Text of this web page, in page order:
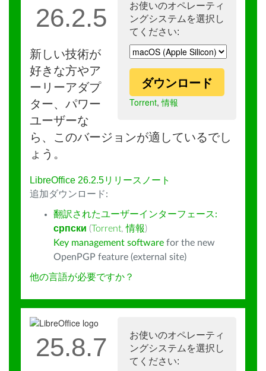
お使いのオペレーティ
ングシステムを選択し
てください:
ダウンロード
Torrent,情報
26.2.5
新しい技術が
好きな方やア
ーリーアダプ
ター、パワー
ユーザーな
ら、このバージョンが適しているでし
ょう。
LibreOffice 26.2.5リリースノート
追加ダウンロード:
翻訳されたユーザーインターフェース:
српски (Torrent,情報)
Key management software for the new
OpenPGP feature (external site)
他の言語が必要ですか？
お使いのオペレーティ
ングシステムを選択し
てください:
25.8.7